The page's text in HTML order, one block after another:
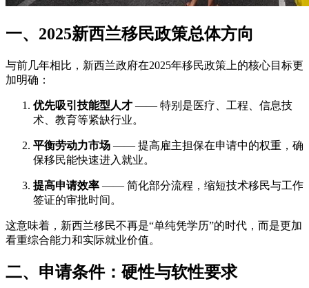
一、2025新西兰移民政策总体方向
与前几年相比，新西兰政府在2025年移民政策上的核心目标更
加明确：
优先吸引技能型人才 —— 特别是医疗、工程、信息技
术、教育等紧缺行业。
平衡劳动力市场 —— 提高雇主担保在申请中的权重，确
保移民能快速进入就业。
提高申请效率 —— 简化部分流程，缩短技术移民与工作
签证的审批时间。
这意味着，新西兰移民不再是“单纯凭学历”的时代，而是更加
看重综合能力和实际就业价值。
二、申请条件：硬性与软性要求